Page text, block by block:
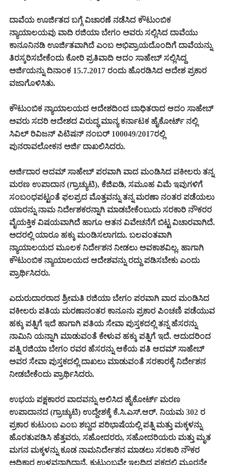
ದಾವೆಯ ಊರ್ಜಿತದ ಬಗ್ಗೆ ವಿಚಾರಣೆ ನಡೆಸಿದ ಕೌಟುಂಬಿಕ
ನ್ಯಾಯಾಲಯವು ವಾದಿ ರಜಿಯಾ ಬೇಗಂ ಅವರು ಸಲ್ಲಿಸಿದ ದಾವೆಯು
ಕಾನೂನಿನಡಿ ಊರ್ಜಿತವಾಗಿದೆ ಎಂಬ ಅಭಿಪ್ರಾಯದೊಂದಿಗೆ ದಾವೆಯನ್ನು
ತಿರಸ್ಕರಿಸಬೇಕೆಂದು ಕೋರಿ ಪ್ರತಿವಾದಿ ಆದಂ ಸಾಹೇಬ್ ಸಲ್ಲಿಸಿದ್ದ
ಅರ್ಜಿಯನ್ನು ದಿನಾಂಕ 15.7.2017 ರಂದು ಹೊರಡಿಸಿದ ಆದೇಶ ಪ್ರಕಾರ
ವಜಾಗೊಳಿಸಿತು.
ಕೌಟುಂಬಿಕ ನ್ಯಾಯಾಲಯದ ಆದೇಶದಿಂದ ಬಾಧಿತರಾದ ಆದಂ ಸಾಹೇಬ್
ಅವರು ಸದರಿ ಆದೇಶದ ವಿರುದ್ಧ ಮಾನ್ಯ ಕರ್ನಾಟಕ ಹೈಕೋರ್ಟ್ ನಲ್ಲಿ
ಸಿವಿಲ್ ರಿವಿಜನ್ ಪಿಟಿಷನ್ ನಂಬರ್ 100049/2017ರಲ್ಲಿ
ಪುನರಾವಲೋಕನ ಅರ್ಜಿ ದಾಖಲಿಸಿದರು.
ಅರ್ಜಿದಾರ ಆದಮ್ ಸಾಹೇಬ್ ಪರವಾಗಿ ವಾದ ಮಂಡಿಸಿದ ವಕೀಲರು ತನ್ನ
ಮರಣ ಉಪಾದಾನ (ಗ್ರಾಚ್ಯುಟಿ), ಕೆಜಿಐಡಿ, ಸಮೂಹ ವಿಮೆ ಇವುಗಳಿಗೆ
ಸಂಬಂಧಪಟ್ಟಂತೆ ಫಲಪ್ರದ ಮೊತ್ತವನ್ನು ತನ್ನ ಮರಣಾ ನಂತರ ಪಡೆಯಲು
ಯಾರನ್ನು ನಾಮ ನಿರ್ದೇಶಕರನ್ನಾಗಿ ಮಾಡಬೇಕೆಂಬುದು ಸರಕಾರಿ ನೌಕರರ
ವೈಯಕ್ತಿಕ ವಿಷಯವಾಗಿದೆ ಹಾಗೂ ಆತನ ವಿವೇಚನೆಗೆ ಬಿಟ್ಟ ವಿಚಾರವಾಗಿದೆ.
ಅದರಲ್ಲಿ ಯಾರೂ ಹಕ್ಕು ಮಂಡಿಸಲಾಗದು. ಬಲವಂತವಾಗಿ
ನ್ಯಾಯಾಲಯದ ಮೂಲಕ ನಿರ್ದೇಶನ ನೀಡಲು ಅವಕಾಶವಿಲ್ಲ. ಹಾಗಾಗಿ
ಕೌಟುಂಬಿಕ ನ್ಯಾಯಾಲಯದ ಆದೇಶವನ್ನು ರದ್ದು ಪಡಿಸಬೇಕು ಎಂದು
ಪ್ರಾರ್ಥಿಸಿದರು.
ಎದುರುದಾರರಾದ ಶ್ರೀಮತಿ ರಜಿಯಾ ಬೇಗಂ ಪರವಾಗಿ ವಾದ ಮಂಡಿಸಿದ
ವಕೀಲರು ಪತಿಯ ಮರಣಾನಂತರ ಕಾನೂನು ಪ್ರಕಾರ ಪಿಂಚಣಿ ಪಡೆಯುವ
ಹಕ್ಕು ಪತ್ನಿಗೆ ಇದೆ ಹಾಗಾಗಿ ಪತಿಯ ಸೇವಾ ಪುಸ್ತಕದಲ್ಲಿ ತನ್ನ ಹೆಸರನ್ನು
ನಾಮಿನಿ ಯನ್ನಾಗಿ ಮಾಡುವಂತೆ ಕೇಳುವ ಹಕ್ಕು ಪತ್ನಿಗೆ ಇದೆ. ಆದುದರಿಂದ
ಪತ್ನಿ ರಜಿಯಾ ಬೇಗಂ ರವರ ಹೆಸರನ್ನು ಆಕೆಯ ಪತಿ ಆದಮ್ ಸಾಹೇಬ್
ಅವರ ಸೇವಾ ಪುಸ್ತಕದಲ್ಲಿ ದಾಖಲು ಮಾಡುವಂತೆ ಸರಕಾರಕ್ಕೆ ನಿರ್ದೇಶನ
ನೀಡಬೇಕೆಂದು ಪ್ರಾರ್ಥಿಸಿದರು.
ಉಭಯ ಪಕ್ಷಕಾರರ ವಾದವನ್ನು ಆಲಿಸಿದ ಹೈಕೋರ್ಟ್ ಮರಣ
ಉಪಾದಾನದ (ಗ್ರಾಚ್ಯುಟಿ) ಉದ್ದೇಶಕ್ಕೆ ಕೆ.ಸಿ.ಎಸ್.ಆರ್. ನಿಯಮ 302 ರ
ಪ್ರಕಾರ ಕುಟುಂಬ ಎಂಬ ಶಬ್ದದ ಪರಿಭಾಷೆಯಲ್ಲಿ ಪತ್ನಿ ಮತ್ತು ಮಕ್ಕಳನ್ನು
ಹೊರತುಪಡಿಸಿ ಹೆತ್ತವರು, ಸಹೋದರರು, ಸಹೋದರಿಯರು ಮತ್ತು ಮೃತ
ಮಗನ ಮಕ್ಕಳನ್ನು ಕೂಡ ನಾಮನಿರ್ದೇಶನ ಮಾಡಲು ಸರಕಾರಿ ನೌಕರ
ಅಧಿಕಾರ ಉಳ್ಳವನಾಗಿದ್ದಾನೆ. ಕುಟುಂಬವೇ ಇಲ್ಲದಿದ್ದ ಪಕ್ಷದಲ್ಲಿ ಮೂರನೇ